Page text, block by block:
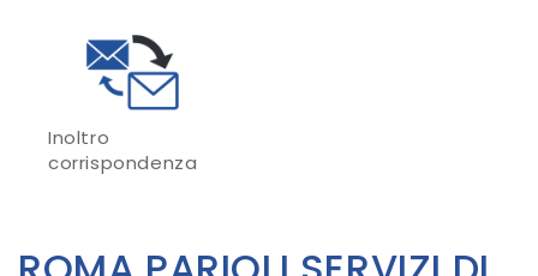
Inoltro
corrispondenza